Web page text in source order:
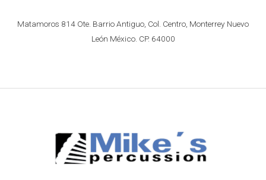
Matamoros 814 Ote. Barrio Antiguo, Col. Centro, Monterrey Nuevo
León México. CP. 64000